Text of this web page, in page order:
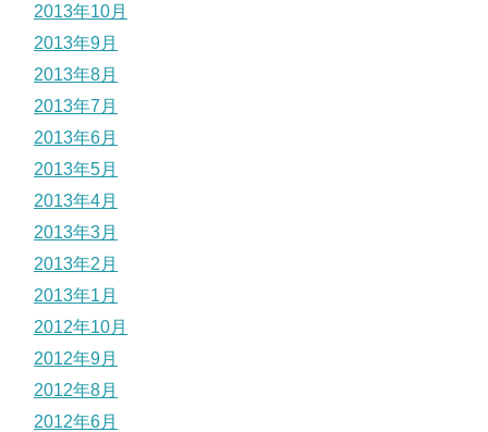
2013年10月
2013年9月
2013年8月
2013年7月
2013年6月
2013年5月
2013年4月
2013年3月
2013年2月
2013年1月
2012年10月
2012年9月
2012年8月
2012年6月